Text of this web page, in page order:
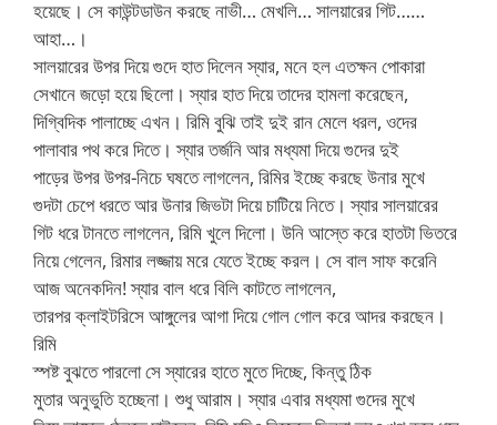
হয়েছে। সে কাউন্টডাউন করছে নাভী… মেখলি… সালয়ারের গিট……
আহা…।
সালয়ারের উপর দিয়ে গুদে হাত দিলেন স্যার, মনে হল এতক্ষন পোকারা
সেখানে জড়ো হয়ে ছিলো। স্যার হাত দিয়ে তাদের হামলা করেছেন,
দিগ্বিদিক পালাচ্ছে এখন। রিমি বুঝি তাই দুই রান মেলে ধরল, ওদের
পালাবার পথ করে দিতে। স্যার তর্জনি আর মধ্যমা দিয়ে গুদের দুই
পাড়ের উপর উপর-নিচে ঘষতে লাগলেন, রিমির ইচ্ছে করছে উনার মুখে
গুদটা চেপে ধরতে আর উনার জিভটা দিয়ে চাটিয়ে নিতে। স্যার সালয়ারের
গিট ধরে টানতে লাগলেন, রিমি খুলে দিলো। উনি আস্তে করে হাতটা ভিতরে
নিয়ে গেলেন, রিমার লজ্জায় মরে যেতে ইচ্ছে করল। সে বাল সাফ করেনি
আজ অনেকদিন! স্যার বাল ধরে বিলি কাটতে লাগলেন,
তারপর ক্লাইটরিসে আঙ্গুলের আগা দিয়ে গোল গোল করে আদর করছেন।
রিমি
স্পষ্ট বুঝতে পারলো সে স্যারের হাতে মুতে দিচ্ছে, কিন্তু ঠিক
মুতার অনুভুতি হচ্ছেনা। শুধু আরাম। স্যার এবার মধ্যমা গুদের মুখে